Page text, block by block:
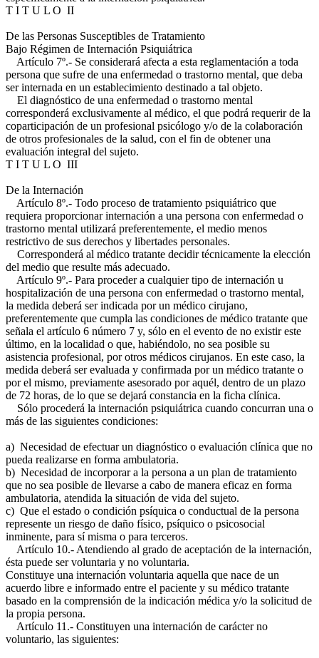
T I T U L O II
De las Personas Susceptibles de Tratamiento
Bajo Régimen de Internación Psiquiátrica
Artículo 7º.- Se considerará afecta a esta reglamentación a toda
persona que sufre de una enfermedad o trastorno mental, que deba
ser internada en un establecimiento destinado a tal objeto.
El diagnóstico de una enfermedad o trastorno mental
corresponderá exclusivamente al médico, el que podrá requerir de la
coparticipación de un profesional psicólogo y/o de la colaboración
de otros profesionales de la salud, con el fin de obtener una
evaluación integral del sujeto.
T I T U L O III
De la Internación
Artículo 8º.- Todo proceso de tratamiento psiquiátrico que
requiera proporcionar internación a una persona con enfermedad o
trastorno mental utilizará preferentemente, el medio menos
restrictivo de sus derechos y libertades personales.
Corresponderá al médico tratante decidir técnicamente la elección
del medio que resulte más adecuado.
Artículo 9º.- Para proceder a cualquier tipo de internación u
hospitalización de una persona con enfermedad o trastorno mental,
la medida deberá ser indicada por un médico cirujano,
preferentemente que cumpla las condiciones de médico tratante que
señala el artículo 6 número 7 y, sólo en el evento de no existir este
último, en la localidad o que, habiéndolo, no sea posible su
asistencia profesional, por otros médicos cirujanos. En este caso, la
medida deberá ser evaluada y confirmada por un médico tratante o
por el mismo, previamente asesorado por aquél, dentro de un plazo
de 72 horas, de lo que se dejará constancia en la ficha clínica.
Sólo procederá la internación psiquiátrica cuando concurran una o
más de las siguientes condiciones:
a) Necesidad de efectuar un diagnóstico o evaluación clínica que no
pueda realizarse en forma ambulatoria.
b) Necesidad de incorporar a la persona a un plan de tratamiento
que no sea posible de llevarse a cabo de manera eficaz en forma
ambulatoria, atendida la situación de vida del sujeto.
c) Que el estado o condición psíquica o conductual de la persona
represente un riesgo de daño físico, psíquico o psicosocial
inminente, para sí misma o para terceros.
Artículo 10.- Atendiendo al grado de aceptación de la internación,
ésta puede ser voluntaria y no voluntaria.
Constituye una internación voluntaria aquella que nace de un
acuerdo libre e informado entre el paciente y su médico tratante
basado en la comprensión de la indicación médica y/o la solicitud de
la propia persona.
Artículo 11.- Constituyen una internación de carácter no
voluntario, las siguientes: